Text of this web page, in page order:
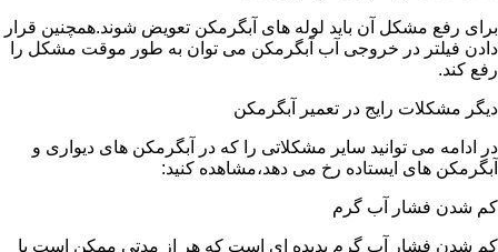
برای رفع مشکل آن باید لوله های آبگرمکن تعویض شوند.همچنین قرار
دادن فیلتر در خروجی آب آبگرمکن می توان به طور موقت مشکل را
رفع کند.
دیگر مشکلات رایج در تعمیر آبگرمکن
در ادامه می توانید سایر مشکلاتی را که در آبگرمکن های دیواری و
آبگرمکن های ایستاده رخ می دهد،مشاهده کنید:
کم شدن فشار آب گرم
کم شدن فشار آب گرم پدیده ای است که هر از مدتی ممکن است با